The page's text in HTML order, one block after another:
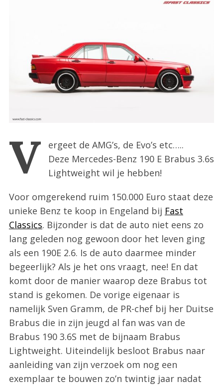
V
ergeet de AMG’s, de Evo’s etc…..
Deze Mercedes-Benz 190 E Brabus 3.6s
Lightweight wil je hebben!
Voor omgerekend ruim 150.000 Euro staat deze
unieke Benz te koop in Engeland bij Fast
Classics. Bijzonder is dat de auto niet eens zo
lang geleden nog gewoon door het leven ging
als een 190E 2.6. Is de auto daarmee minder
begeerlijk? Als je het ons vraagt, nee! En dat
komt door de manier waarop deze Brabus tot
stand is gekomen. De vorige eigenaar is
namelijk Sven Gramm, de PR-chef bij her Duitse
Brabus die in zijn jeugd al fan was van de
Brabus 190 3.6S met de bijnaam Brabus
Lightweight. Uiteindelijk besloot Brabus naar
aanleiding van zijn verzoek om nog een
exemplaar te bouwen zo’n twintig jaar nadat